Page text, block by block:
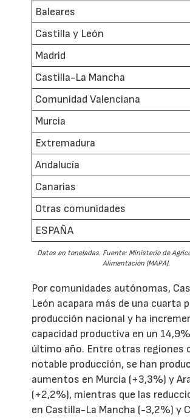
Baleares
Castilla y León
Madrid
Castilla-La Mancha
Comunidad Valenciana
Murcia
Extremadura
Andalucía
Canarias
Otras comunidades
ESPAÑA
Datos en toneladas. Fuente: Ministerio de
Alimentación (MAPA).
Por comunidades autónomas,
León acapara más de una cuarta
producción nacional y ha
capacidad productiva en un
último año. Entre otras regiones
notable producción, se han
aumentos en Murcia (+3,3%) y
(+2,2%), mientras que las
en Castilla-La Mancha (-3,2%) y